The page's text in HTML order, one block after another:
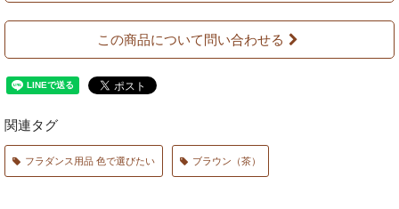
この商品について問い合わせる
関連タグ
フラダンス用品 色で選びたい ブラウン（茶）